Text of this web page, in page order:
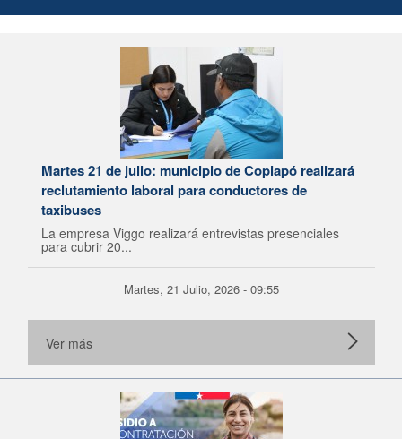
Martes 21 de julio: municipio de Copiapó realizará
reclutamiento laboral para conductores de
taxibuses
La empresa Viggo realizará entrevistas presenciales
para cubrir 20...
Martes, 21 Julio, 2026 - 09:55
Ver más